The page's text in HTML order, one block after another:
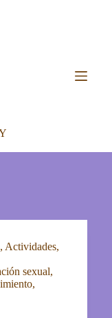
, Actividades,
sexual,
,